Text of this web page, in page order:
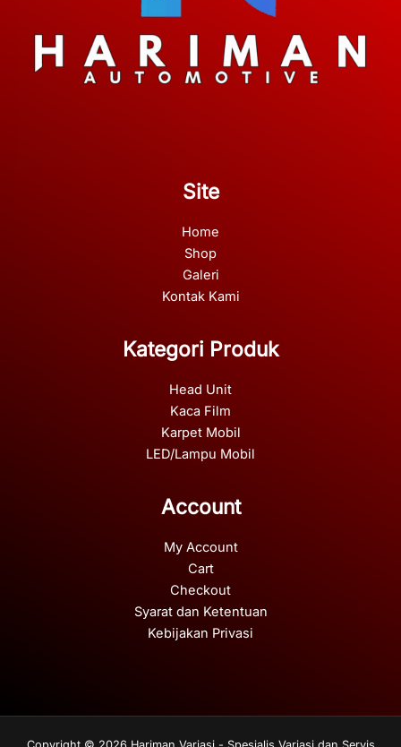
Site
Home
Shop
Galeri
Kontak Kami
Kategori Produk
Head Unit
Kaca Film
Karpet Mobil
LED/Lampu Mobil
Account
My Account
Cart
Checkout
Syarat dan Ketentuan
Kebijakan Privasi